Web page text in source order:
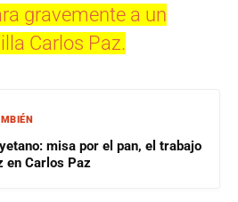
gravemente a un
Carlos Paz.
misa por el pan, el trabajo
en Carlos Paz